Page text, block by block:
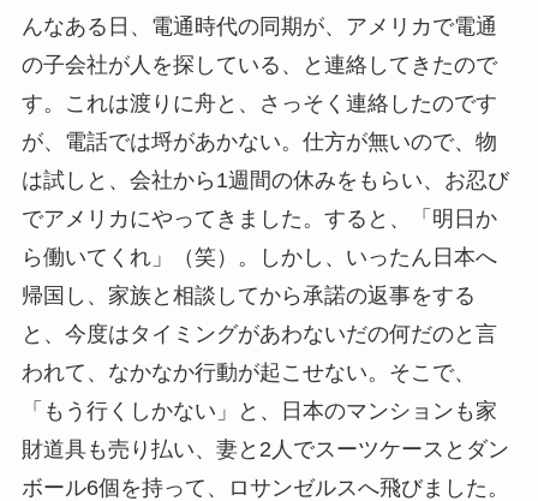
んなある日、電通時代の同期が、アメリカで電通
の子会社が人を探している、と連絡してきたので
す。これは渡りに舟と、さっそく連絡したのです
が、電話では埒があかない。仕方が無いので、物
は試しと、会社から1週間の休みをもらい、お忍び
でアメリカにやってきました。すると、「明日か
ら働いてくれ」（笑）。しかし、いったん日本へ
帰国し、家族と相談してから承諾の返事をする
と、今度はタイミングがあわないだの何だのと言
われて、なかなか行動が起こせない。そこで、
「もう行くしかない」と、日本のマンションも家
財道具も売り払い、妻と2人でスーツケースとダン
ボール6個を持って、ロサンゼルスへ飛びました。